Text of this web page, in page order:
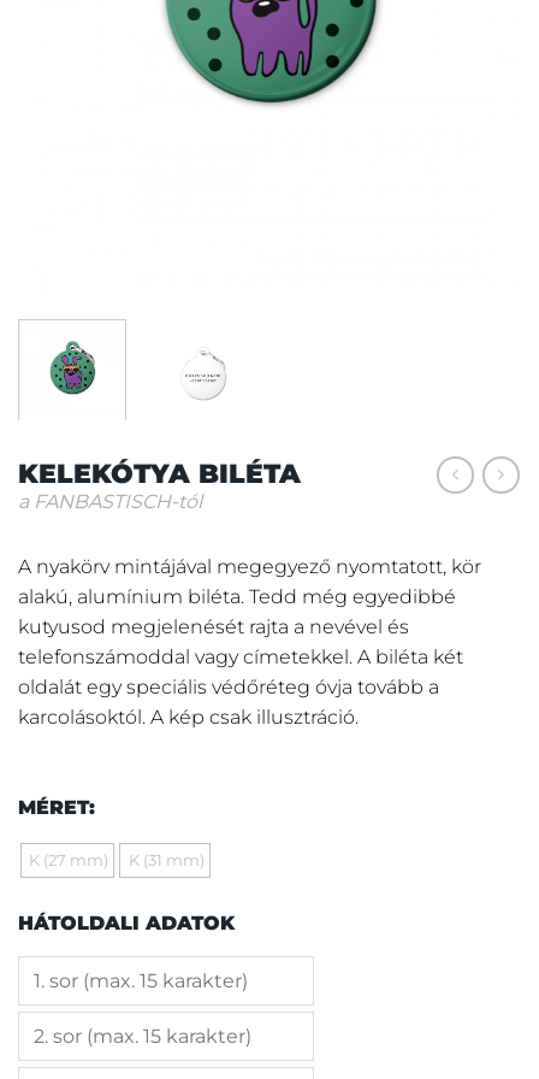
KELEKÓTYA BILÉTA
a FANBASTISCH-tól
A nyakörv mintájával megegyező nyomtatott, kör
alakú, alumínium biléta. Tedd még egyedibbé
kutyusod megjelenését rajta a nevével és
telefonszámoddal vagy címetekkel. A biléta két
oldalát egy speciális védőréteg óvja tovább a
karcolásoktól. A kép csak illusztráció.
MÉRET:
K (27 mm) K (31 mm)
HÁTOLDALI ADATOK